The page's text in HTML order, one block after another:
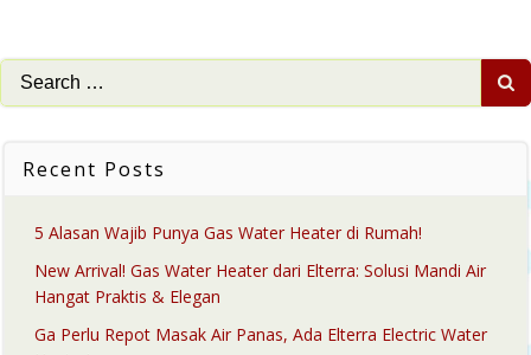
Search
for:
Recent Posts
5 Alasan Wajib Punya Gas Water Heater di Rumah!
New Arrival! Gas Water Heater dari Elterra: Solusi Mandi Air
Hangat Praktis & Elegan
Ga Perlu Repot Masak Air Panas, Ada Elterra Electric Water